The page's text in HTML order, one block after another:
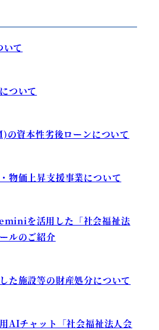
いて
ついて
の資本性劣後ローンについて
物価上昇支援事業について
を活用した「社会福祉法
ルのご紹介
た施設等の財産処分について
AIチャット「社会福祉法人会